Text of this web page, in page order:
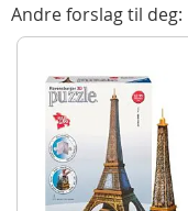
Produktdetaljer
Andre forslag til deg: